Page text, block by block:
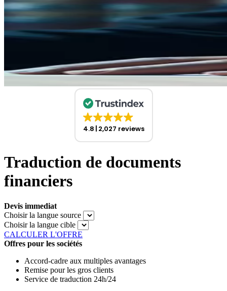
4.8 2,027 reviews
Traduction de documents
financiers
Devis immediat
Choisir la langue source
Choisir la langue cible
CALCULER L'OFFRE
Offres pour les sociétés
Accord-cadre aux multiples avantages
Remise pour les gros clients
Service de traduction 24h/24